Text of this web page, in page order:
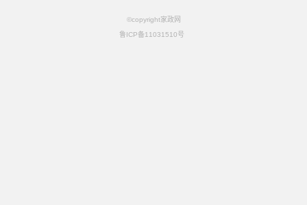
©copyright家政网
鲁ICP备11031510号